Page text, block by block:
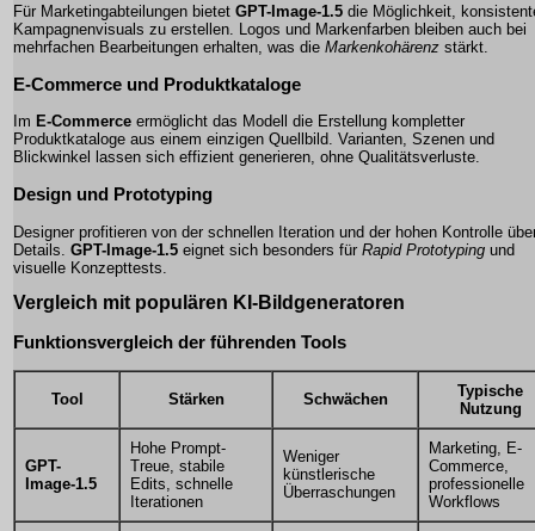
Für Marketingabteilungen bietet GPT-Image-1.5 die Möglichkeit,
Kampagnenvisuals zu erstellen. Logos und Markenfarben bleiben auch bei
mehrfachen Bearbeitungen erhalten, was die Markenkohärenz stärkt.
E-Commerce und Produktkataloge
Im E-Commerce ermöglicht das Modell die Erstellung kompletter
Produktkataloge aus einem einzigen Quellbild. Varianten, Szenen und
Blickwinkel lassen sich effizient generieren, ohne Qualitätsverluste.
Design und Prototyping
Designer profitieren von der schnellen Iteration und der hohen Kontrolle
Details. GPT-Image-1.5 eignet sich besonders für Rapid Prototyping und
visuelle Konzepttests.
Vergleich mit populären KI-Bildgeneratoren
Funktionsvergleich der führenden Tools
Tool Stärken Schwächen
Typische
Nutzung
GPT-
Image-1.5
Hohe Prompt-
Treue, stabile
Edits, schnelle
Iterationen
Weniger
künstlerische
Überraschungen
Marketing, E-
Commerce,
professionelle
Workflows